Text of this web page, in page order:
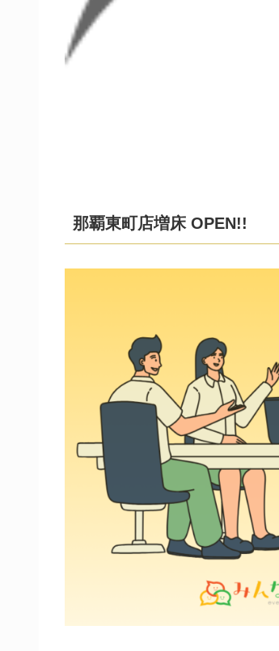
那覇東町店増床 OPEN!!